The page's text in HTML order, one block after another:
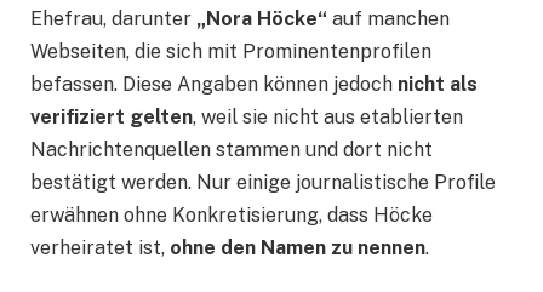
Ehefrau, darunter „Nora Höcke“ auf manchen
Webseiten, die sich mit Prominentenprofilen
befassen. Diese Angaben können jedoch nicht als
verifiziert gelten, weil sie nicht aus etablierten
Nachrichtenquellen stammen und dort nicht
bestätigt werden. Nur einige journalistische Profile
erwähnen ohne Konkretisierung, dass Höcke
verheiratet ist, ohne den Namen zu nennen.